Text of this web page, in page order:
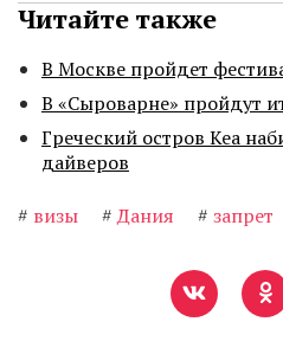
Читайте также
В Москве пройдет
В «Сыроварне» пройдут
Греческий остров Кеа
дайверов
# визы # Дания # запрет